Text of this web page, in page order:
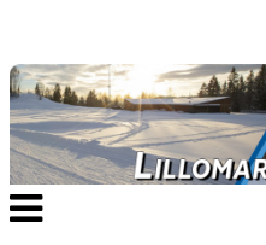
Veksle
navigasjon